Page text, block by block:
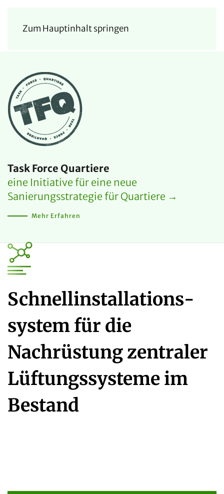
Zum Hauptinhalt springen
Task Force Quartiere
eine Initiative für eine neue
Sanierungsstrategie für Quartiere →
Mehr Erfahren
Schnellinstallations­
system für die
Nachrüstung zentraler
Lüftungssysteme im
Bestand